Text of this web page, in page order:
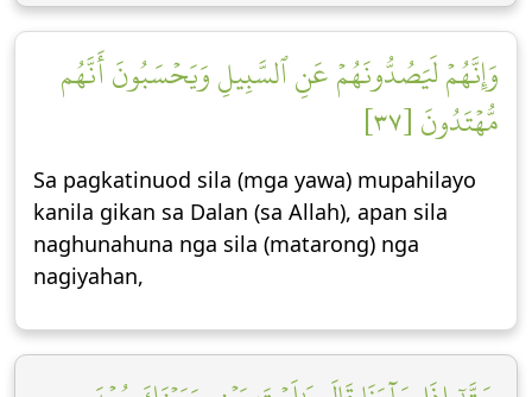
وَإِنَّهُمۡ لَيَصُدُّونَهُمۡ عَنِ ٱلسَّبِيلِ وَيَحۡسَبُونَ أَنَّهُم
مُّهۡتَدُونَ [٣٧]
Sa pagkatinuod sila (mga yawa) mupahilayo
kanila gikan sa Dalan (sa Allah), apan sila
naghunahuna nga sila (matarong) nga
nagiyahan,